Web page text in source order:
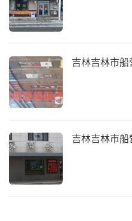
吉林吉林市船
吉林吉林市船